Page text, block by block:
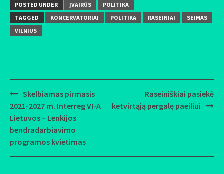
POSTED UNDER ĮVAIRŪS
POLITIKA
TAGGED
KONCERVATORIAI POLITIKA RASEINIAI
SEIMAS
VILNIUS
Post
navigation
Skelbiamas pirmasis
2021-2027 m. Interreg VI-A
Lietuvos – Lenkijos
bendradarbiavimo
programos kvietimas
Raseiniškiai pasiekė
ketvirtąją pergalę paeiliui